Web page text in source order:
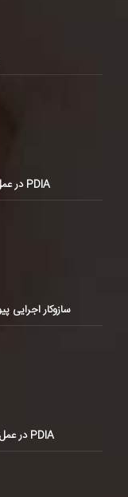
PDIA در عمل: شناسه‌گذاری بودجه و طبقه‌بندی آن
سازوکار اجرایی
PDIA در عمل: تجربه مدیریت تعارض منافع در ایران